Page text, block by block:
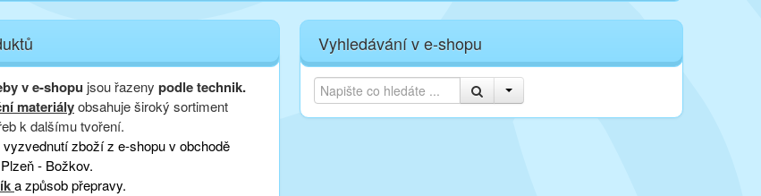
v e-shopu jsou řazeny podle technik.
materiályobsahuje široký sortiment
k dalšímu tvoření.
vyzvednutí zboží z e-shopu v obchodě
- Božkov.
a způsob přepravy.
Vyhledávání v e-shopu